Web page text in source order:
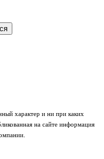
характер и ни при каких
на сайте информация